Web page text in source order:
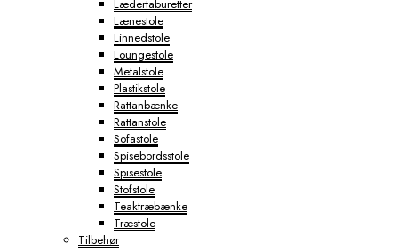
Lædertaburetter
Lænestole
Linnedstole
Loungestole
Metalstole
Plastikstole
Rattanbænke
Rattanstole
Sofastole
Spisebordsstole
Spisestole
Stofstole
Teaktræbænke
Træstole
Tilbehør